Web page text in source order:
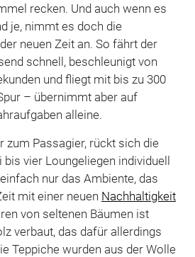
recken. Und auch wenn es
je, nimmt es doch die
neuen Zeit an. So fährt der
schnell, beschleunigt von
und fliegt mit bis zu 300
– übernimmt aber auf
alleine.
zum Passagier, rückt sich die
vier Loungeliegen individuell
nur das Ambiente, das
mit einer neuen Nachhaltigkeit
von seltenen Bäumen ist
verbaut, das dafür allerdings
Teppiche wurden aus der Wolle